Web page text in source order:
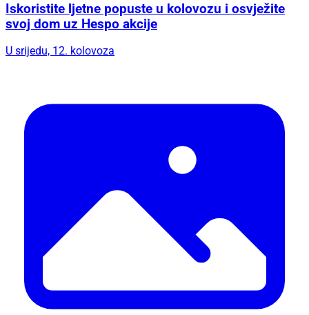
Iskoristite ljetne popuste u kolovozu i osvježite
svoj dom uz Hespo akcije
U srijedu, 12. kolovoza